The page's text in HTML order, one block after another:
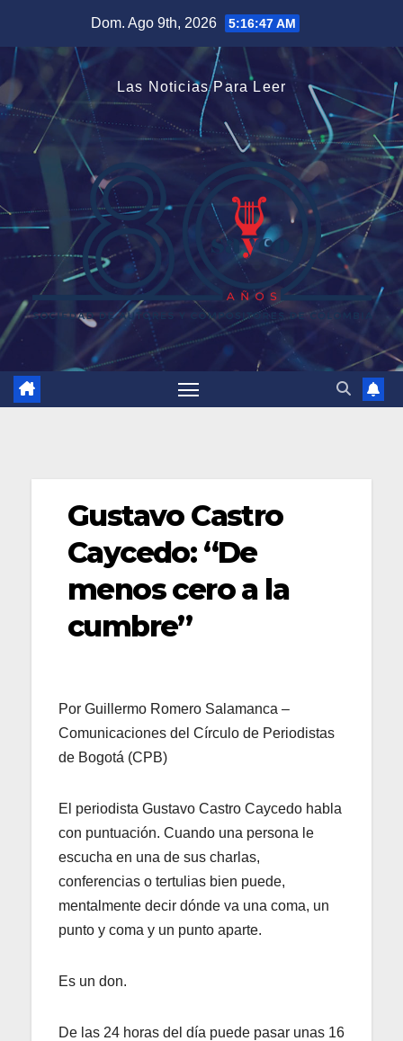
contenido
Dom. Ago 9th, 2026 5:16:49 AM
Las Noticias Para Leer
Gustavo Castro
Caycedo: “De
menos cero a la
cumbre”
Por Guillermo Romero Salamanca –
Comunicaciones del Círculo de Periodistas
de Bogotá (CPB)
El periodista Gustavo Castro Caycedo habla
con puntuación. Cuando una persona le
escucha en una de sus charlas,
conferencias o tertulias bien puede,
mentalmente decir dónde va una coma, un
punto y coma y un punto aparte.
Es un don.
De las 24 horas del día puede pasar unas 16